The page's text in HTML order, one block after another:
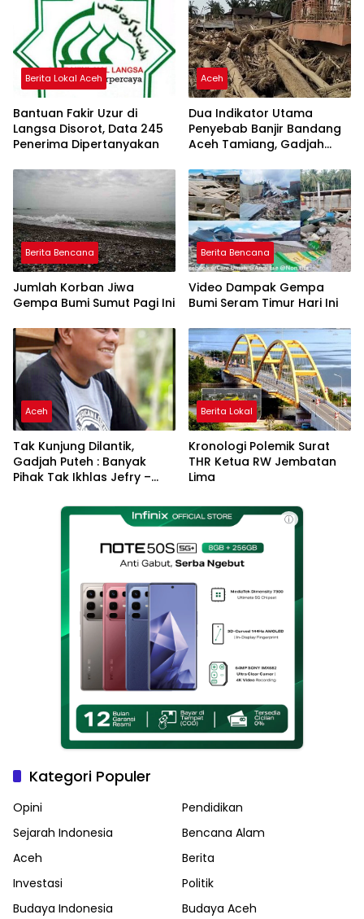
Berita Lokal Aceh
Bantuan Fakir Uzur di
Langsa Disorot, Data 245
Penerima Dipertanyakan
Aceh
Dua Indikator Utama
Penyebab Banjir Bandang
Aceh Tamiang, Gadjah
DAS
Berita Bencana
Jumlah Korban Jiwa
Gempa Bumi Sumut Pagi Ini
Berita Bencana
Video Dampak Gempa
Bumi Seram Timur Hari Ini
Aceh
Tak Kunjung Dilantik,
Gadjah Puteh : Banyak
Pihak Tak Ikhlas Jefry –
Berita Lokal
Kronologi Polemik Surat
THR Ketua RW Jembatan
Lima
ⓘ
Kategori Populer
Opini
Pendidikan
Sejarah Indonesia
Bencana Alam
Aceh
Berita
Investasi
Politik
Budaya Indonesia
Budaya Aceh